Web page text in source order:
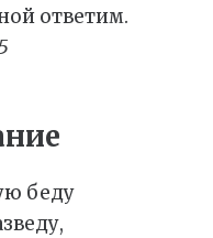
ответим.
беду